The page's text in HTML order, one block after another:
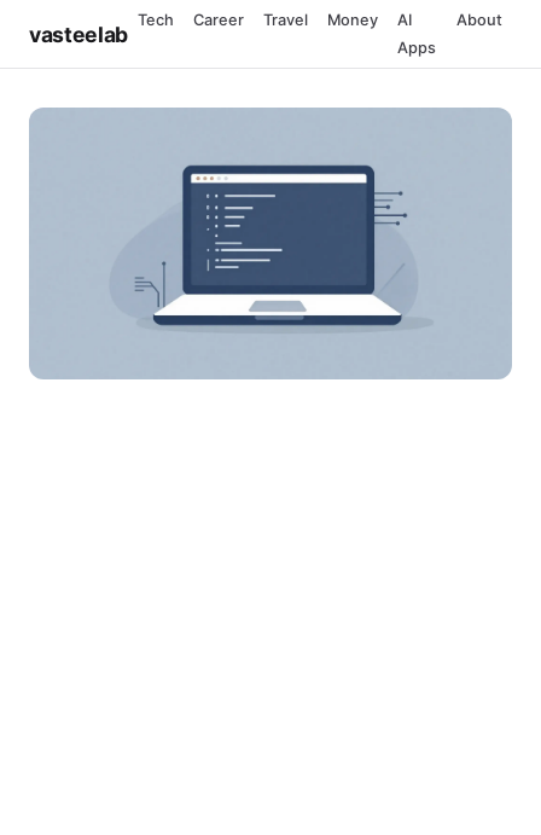
vasteelab
Tech Career Travel Money
AI
Apps
About